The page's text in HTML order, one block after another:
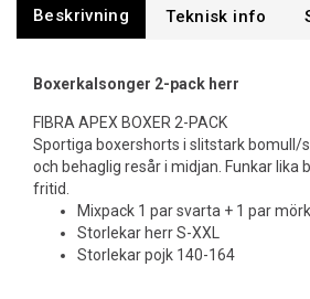
Beskrivning
Boxerkalsonger 2-pack herr
FIBRA APEX BOXER 2-PACK
Sportiga boxershorts i slitstark bomull/
och behaglig resår i midjan. Funkar lika
fritid.
Mixpack 1 par svarta + 1 par
Storlekar herr S-XXL
Storlekar pojk 140-164